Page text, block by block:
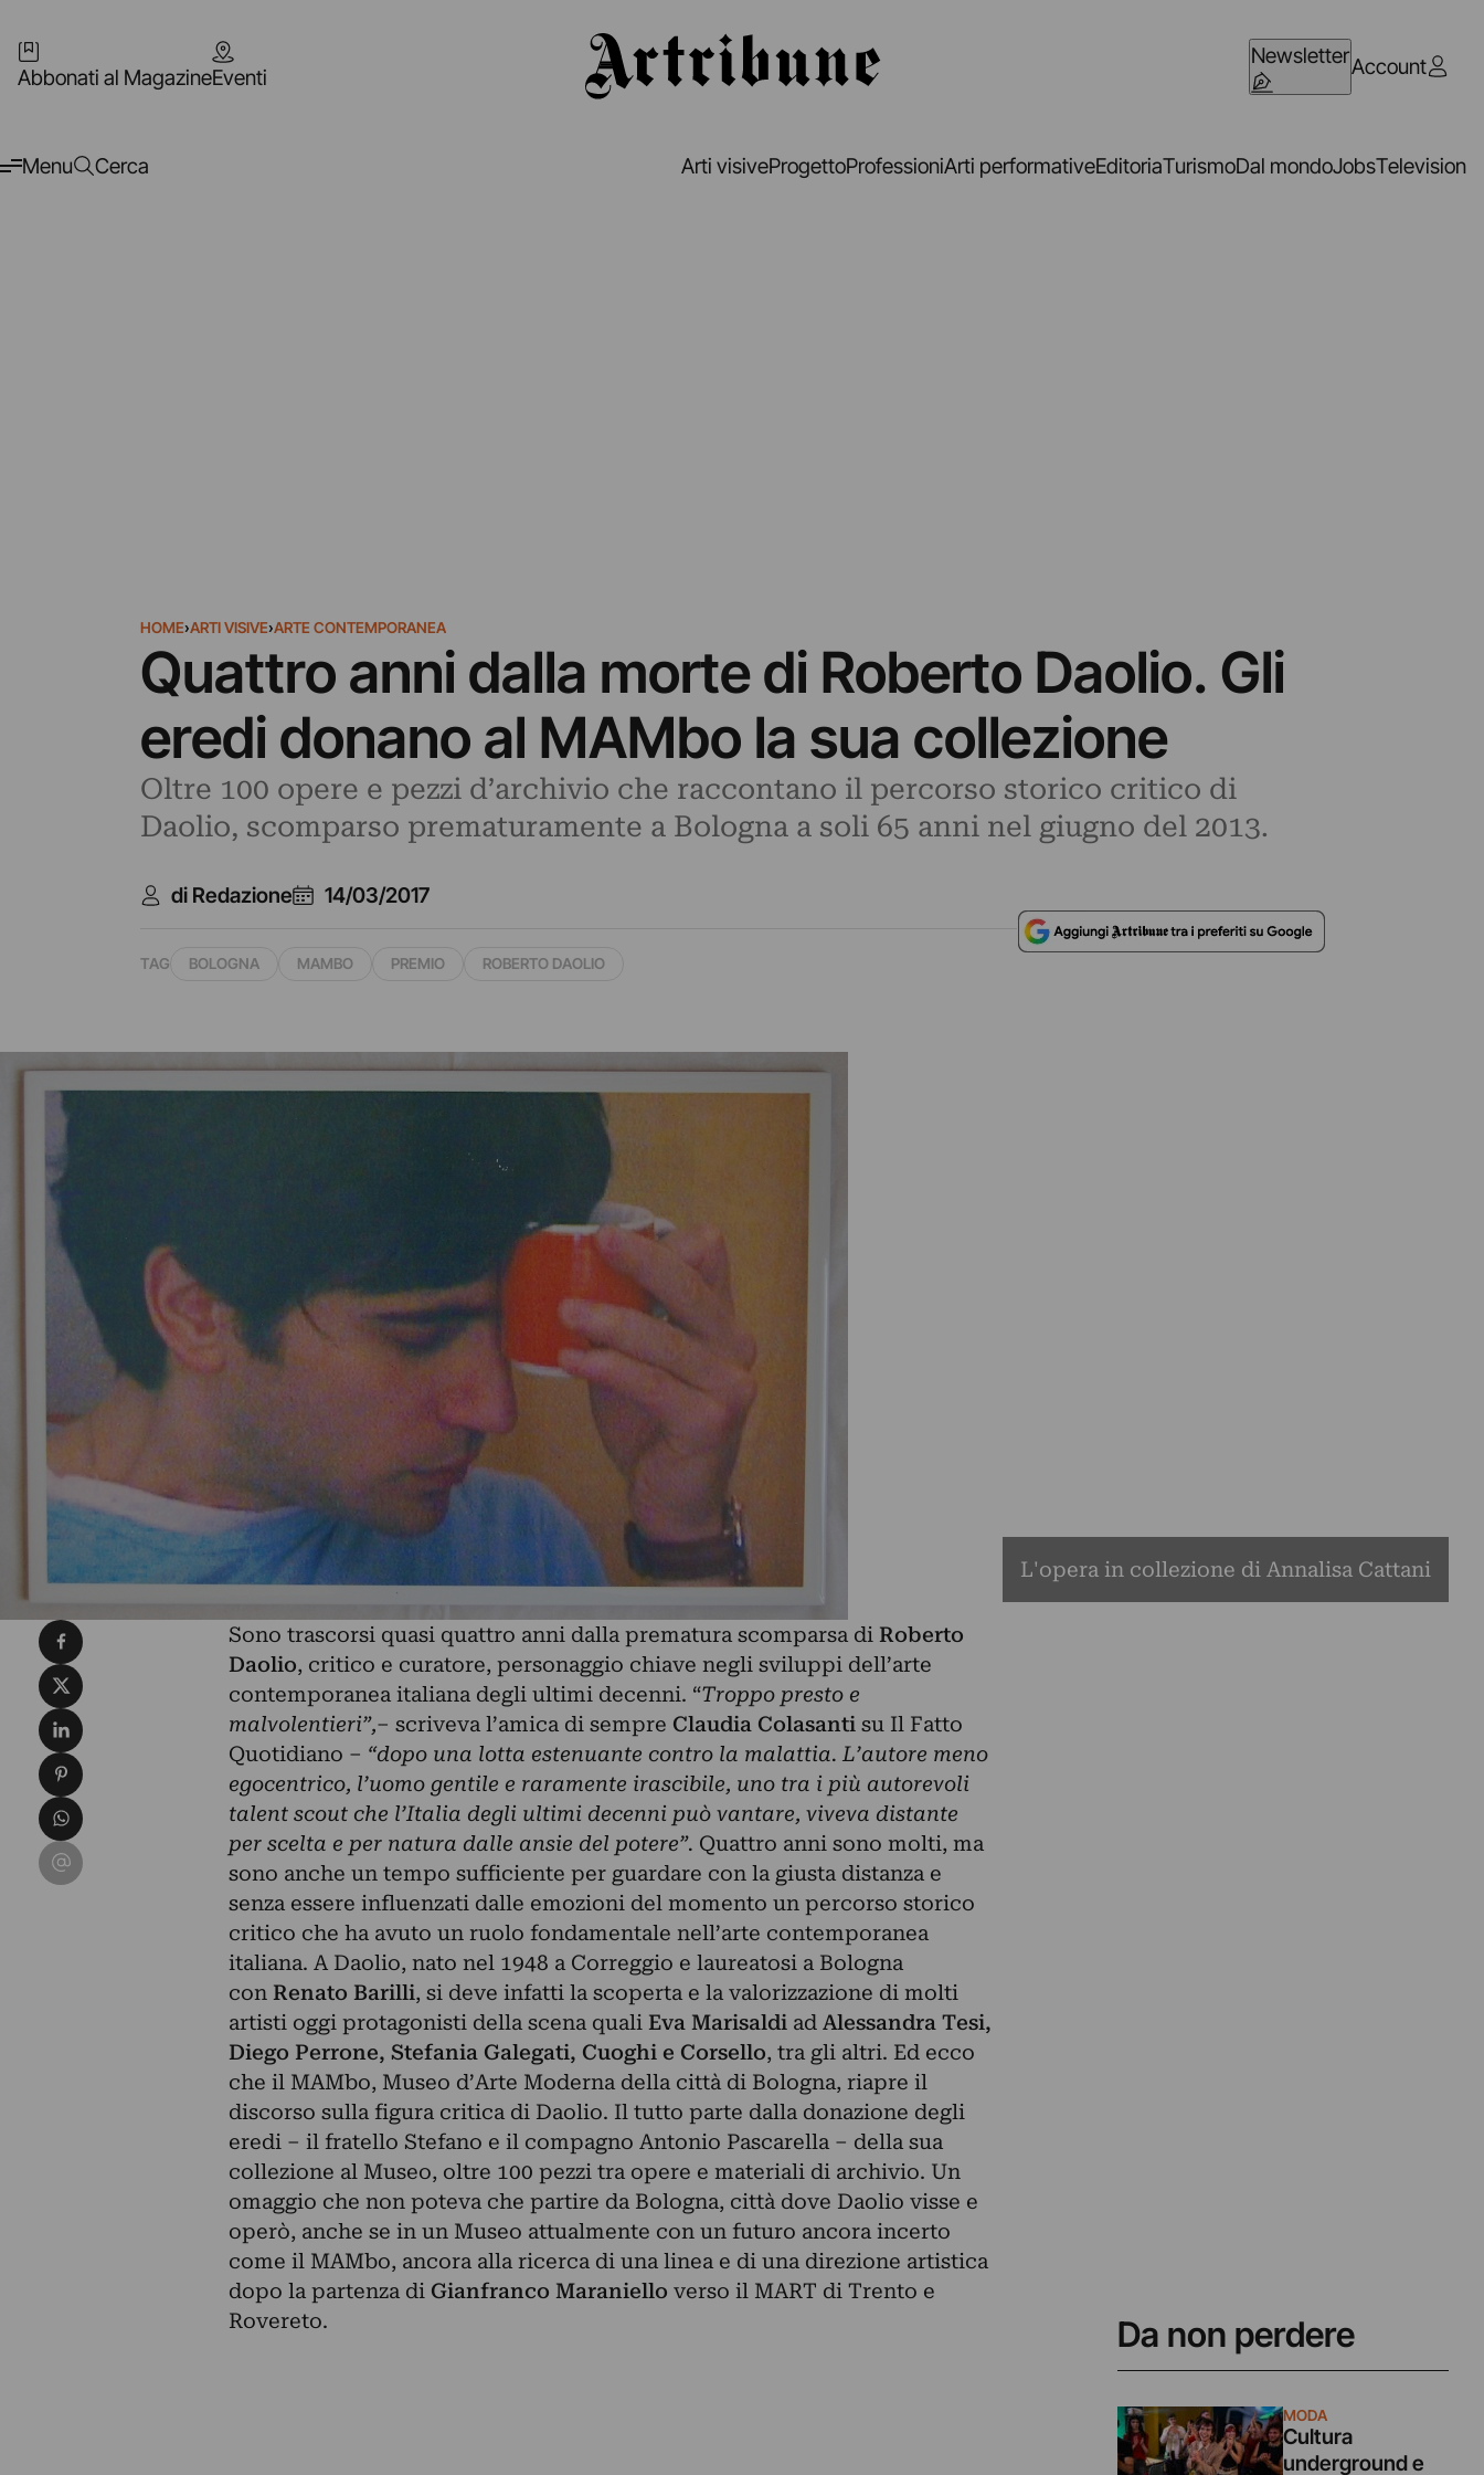
Abbonati al MagazineEventi
NewsletterAccount
Menu Cerca Arti visiveProgettoProfessioniArti performativeEditoriaTurismoDal mondoJobsTelevision
HOME›ARTI VISIVE›ARTE CONTEMPORANEA
Quattro anni dalla morte di Roberto Daolio. Gli
eredi donano al MAMbo la sua collezione
Oltre 100 opere e pezzi d’archivio che raccontano il percorso storico critico di
Daolio, scomparso prematuramente a Bologna a soli 65 anni nel giugno del 2013.
di Redazione 14/03/2017
TAG BOLOGNA MAMBO PREMIO ROBERTO DAOLIO
L'opera in collezione di Annalisa Cattani
Sono trascorsi quasi quattro anni dalla prematura scomparsa di Roberto
Daolio, critico e curatore, personaggio chiave negli sviluppi dell’arte
contemporanea italiana degli ultimi decenni. “Troppo presto e
malvolentieri”,– scriveva l’amica di sempre Claudia Colasantisu Il Fatto
Quotidiano – “dopo una lotta estenuante contro la malattia. L’autore meno
egocentrico, l’uomo gentile e raramente irascibile, uno tra i più autorevoli
talent scout che l’Italia degli ultimi decenni può vantare, viveva distante
per scelta e per natura dalle ansie del potere”. Quattro anni sono molti, ma
sono anche un tempo sufficiente per guardare con la giusta distanza e
senza essere influenzati dalle emozioni del momento un percorso storico
critico che ha avuto un ruolo fondamentale nell’arte contemporanea
italiana. A Daolio, nato nel 1948 a Correggio e laureatosi a Bologna
con Renato Barilli, si deve infatti la scoperta e la valorizzazione di molti
artisti oggi protagonisti della scena quali Eva Marisaldiad Alessandra Tesi,
Diego Perrone, Stefania Galegati, Cuoghi e Corsello, tra gli altri. Ed ecco
che il MAMbo, Museo d’Arte Moderna della città di Bologna, riapre il
discorso sulla figura critica di Daolio. Il tutto parte dalla donazione degli
eredi – il fratello Stefano e il compagno Antonio Pascarella – della sua
collezione al Museo, oltre 100 pezzi tra opere e materiali di archivio. Un
omaggio che non poteva che partire da Bologna, città dove Daolio visse e
operò, anche se in un Museo attualmente con un futuro ancora incerto
come il MAMbo, ancora alla ricerca di una linea e di una direzione artistica
dopo la partenza di Gianfranco Maraniello verso il MART di Trento e
Rovereto.
Da non perdere
MODA
Cultura
underground e
Condividi su Facebook
Condividi su X
Condividi su LinkedIn
Condividi su Pinterest
Condividi su WhatsApp
Condividi su Email